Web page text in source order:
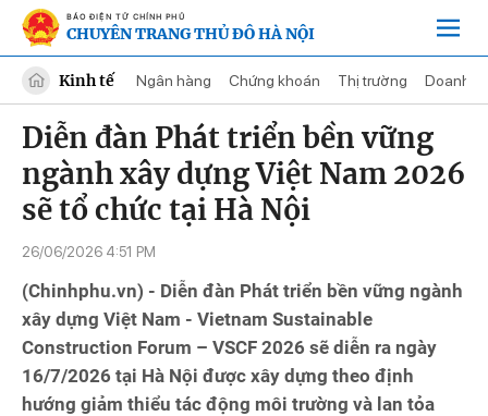
BÁO ĐIỆN TỬ CHÍNH PHỦ
CHUYÊN TRANG THỦ ĐÔ HÀ NỘI
Kinh tế Ngân hàng Chứng khoán Thị trường Doanh
Diễn đàn Phát triển bền vững
ngành xây dựng Việt Nam 2026
sẽ tổ chức tại Hà Nội
26/06/2026 4:51 PM
(Chinhphu.vn) - Diễn đàn Phát triển bền vững ngành
xây dựng Việt Nam - Vietnam Sustainable
Construction Forum – VSCF 2026 sẽ diễn ra ngày
16/7/2026 tại Hà Nội được xây dựng theo định
hướng giảm thiểu tác động môi trường và lan tỏa